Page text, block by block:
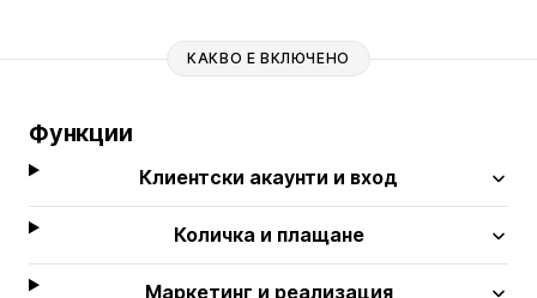
КАКВО Е ВКЛЮЧЕНО
Функции
Клиентски акаунти и вход
Количка и плащане
Маркетинг и реализация